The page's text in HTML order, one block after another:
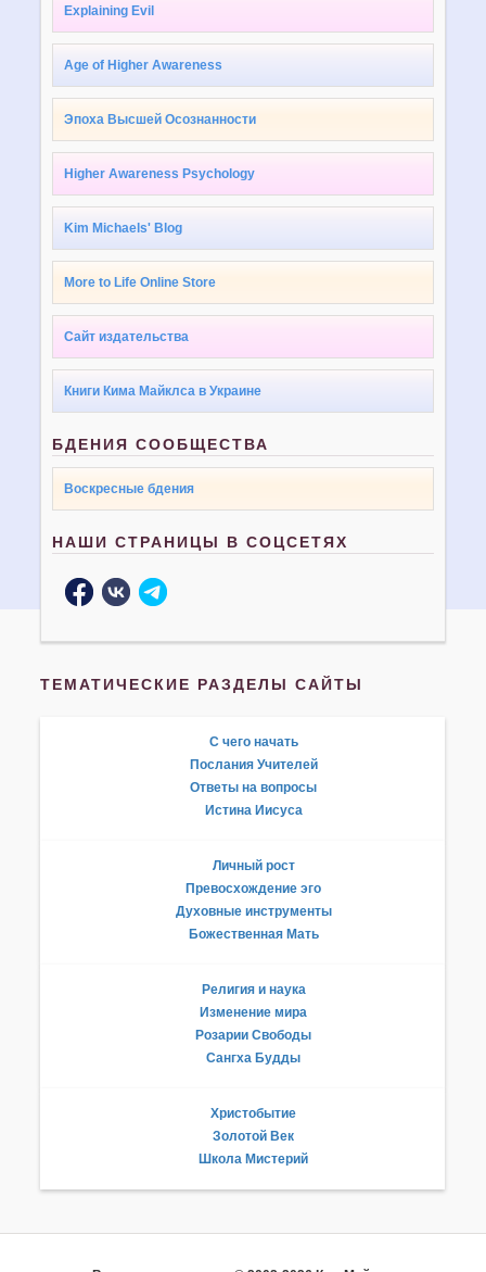
Explaining Evil
Age of Higher Awareness
Эпоха Высшей Осознанности
Higher Awareness Psychology
Kim Michaels' Blog
More to Life Online Store
Сайт издательства
Книги Кима Майклса в Украине
БДЕНИЯ СООБЩЕСТВА
Воскресные бдения
НАШИ СТРАНИЦЫ В СОЦСЕТЯХ
ТЕМАТИЧЕСКИЕ РАЗДЕЛЫ САЙТЫ
С чего начать
Послания Учителей
Ответы на вопросы
Истина Иисуса
Личный рост
Превосхождение эго
Духовные инструменты
Божественная Мать
Религия и наука
Изменение мира
Розарии Свободы
Сангха Будды
Христобытие
Золотой Век
Школа Мистерий